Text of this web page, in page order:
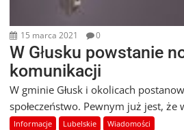
15 marca 2021 0
W Głusku powstanie
komunikacji
W gminie Głusk i okolicach
społeczeństwo. Pewnym już jest, że
Informacje Lubelskie Wiadomości